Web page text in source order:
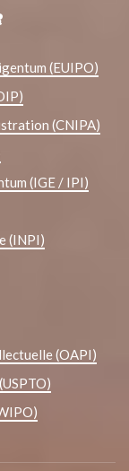
(EUIPO)
(CNIPA)
(IGE / IPI)
(INPI)
(OAPI)